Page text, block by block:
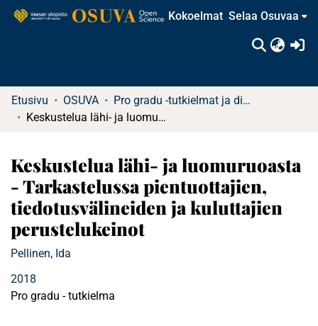
Kokoelmat Selaa Osuvaa
Etusivu OSUVA
Pro gradu -tutkielmat ja diplomityöt
Keskustelua lähi- ja luomuruoasta - Tarkastelussa pientuottajien, tiedotusvälineiden ja kuluttajien perustelukeinot
Keskustelua lähi- ja luomuruoasta
- Tarkastelussa pientuottajien,
tiedotusvälineiden ja kuluttajien
perustelukeinot
Pellinen, Ida
2018
Pro gradu - tutkielma